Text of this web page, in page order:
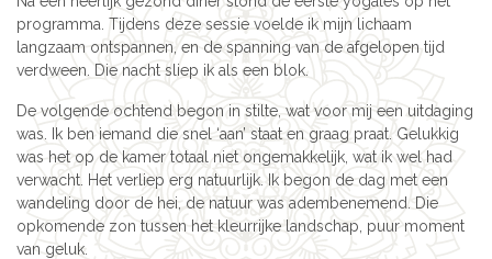
programma. Tijdens deze sessie voelde ik mijn lichaam
langzaam ontspannen, en de spanning van de afgelopen tijd
verdween. Die nacht sliep ik als een blok.
De volgende ochtend begon in stilte, wat voor mij een uitdaging
was. Ik ben iemand die snel ‘aan’ staat en graag praat. Gelukkig
was het op de kamer totaal niet ongemakkelijk, wat ik wel had
verwacht. Het verliep erg natuurlijk. Ik begon de dag met een
wandeling door de hei, de natuur was adembenemend. Die
opkomende zon tussen het kleurrijke landschap, puur moment
van geluk.